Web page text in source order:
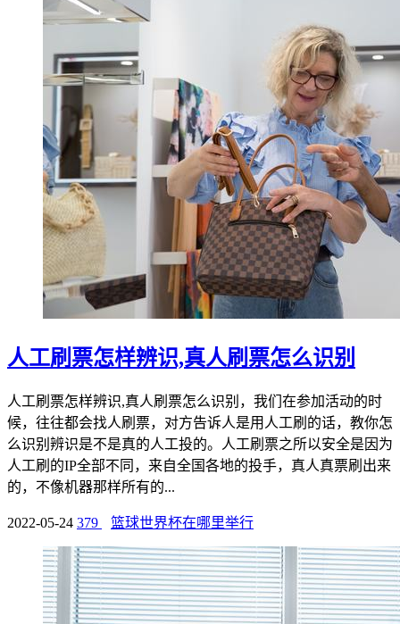
人工刷票怎样辨识,真人刷票怎么识别
人工刷票怎样辨识,真人刷票怎么识别，我们在参加活动的时
候，往往都会找人刷票，对方告诉人是用人工刷的话，教你怎
么识别辨识是不是真的人工投的。人工刷票之所以安全是因为
人工刷的IP全部不同，来自全国各地的投手，真人真票刷出来
的，不像机器那样所有的...
2022-05-24 379 篮球世界杯在哪里举行